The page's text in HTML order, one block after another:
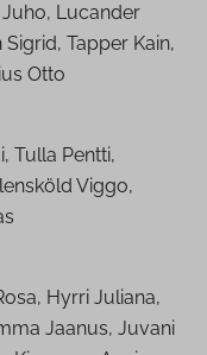
Lucander
Tapper Kain,
Otto
Tulla Pentti,
Viggo,
Hyrri Juliana,
Jaanus, Juvani